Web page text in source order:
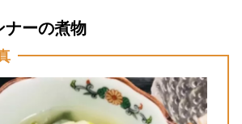
ナーの煮物